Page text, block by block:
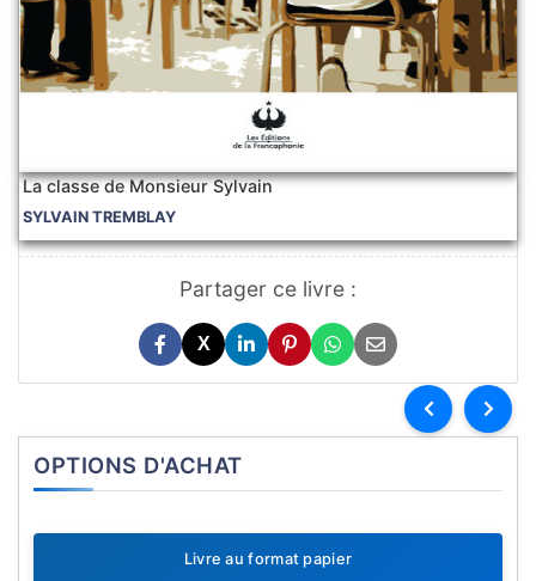
La classe de Monsieur Sylvain
SYLVAIN TREMBLAY
Partager ce livre :
X
OPTIONS D'ACHAT
Livre au format papier